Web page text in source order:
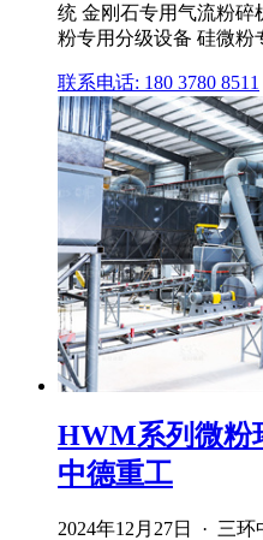
统 金刚石专用气流粉碎
粉专用分级设备 硅微粉
联系电话: 180 3780 8511
HWM系列微粉
中德重工
2024年12月27日 · 三